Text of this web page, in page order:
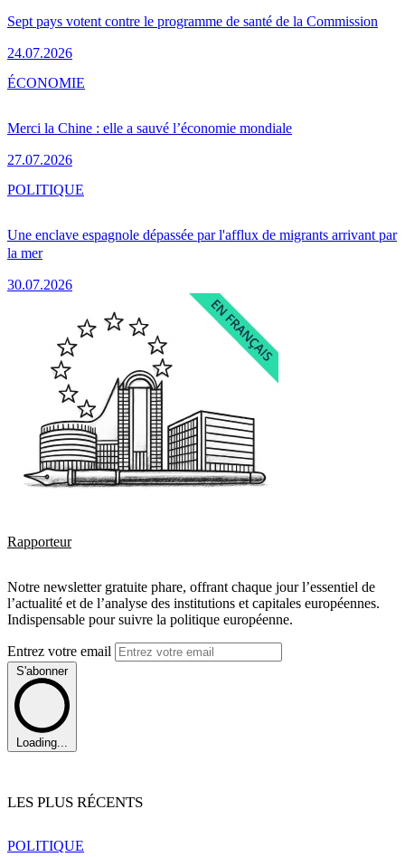
Sept pays votent contre le programme de santé de la Commission
24.07.2026
Merci la Chine : elle a sauvé l’économie mondiale
27.07.2026
ÉCONOMIE
Une enclave espagnole dépassée par l'afflux de migrants arrivant par
la mer
30.07.2026
POLITIQUE
Rapporteur
Notre newsletter gratuite phare, offrant chaque jour l’essentiel de
l’actualité et de l’analyse des institutions et capitales européennes.
Indispensable pour suivre la politique européenne.
Entrez votre email
S'abonner
Loading...
LES PLUS RÉCENTS
POLITIQUE